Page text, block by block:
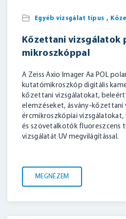
Egyéb vizsgálat típus ,
Kőzettani vizsgálatok
mikroszkóppal
A Zeiss Axio Imager Aa POL
kutatómikroszkóp digitális
kőzettani vizsgálatokat,
elemzéseket, ásvány-kőzettani
ércmikroszkópiai vizsgálatokat,
és szövetalkotók fluoreszcens
vizsgálatát UV megvilágítással.
MEGNÉZEM